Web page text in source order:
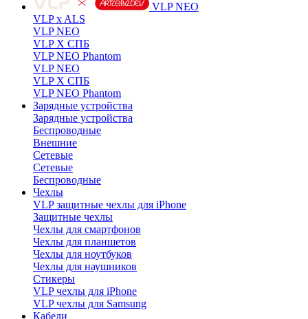
VLP NEO
VLP x ALS
VLP NEO
VLP X СПБ
VLP NEO Phantom
VLP NEO
VLP X СПБ
VLP NEO Phantom
Зарядные устройства
Зарядные устройства
Беспроводные
Внешние
Сетевые
Сетевые
Беспроводные
Чехлы
VLP защитные чехлы для iPhone
Защитные чехлы
Чехлы для смартфонов
Чехлы для планшетов
Чехлы для ноутбуков
Чехлы для наушников
Стикеры
VLP чехлы для iPhone
VLP чехлы для Samsung
Кабели